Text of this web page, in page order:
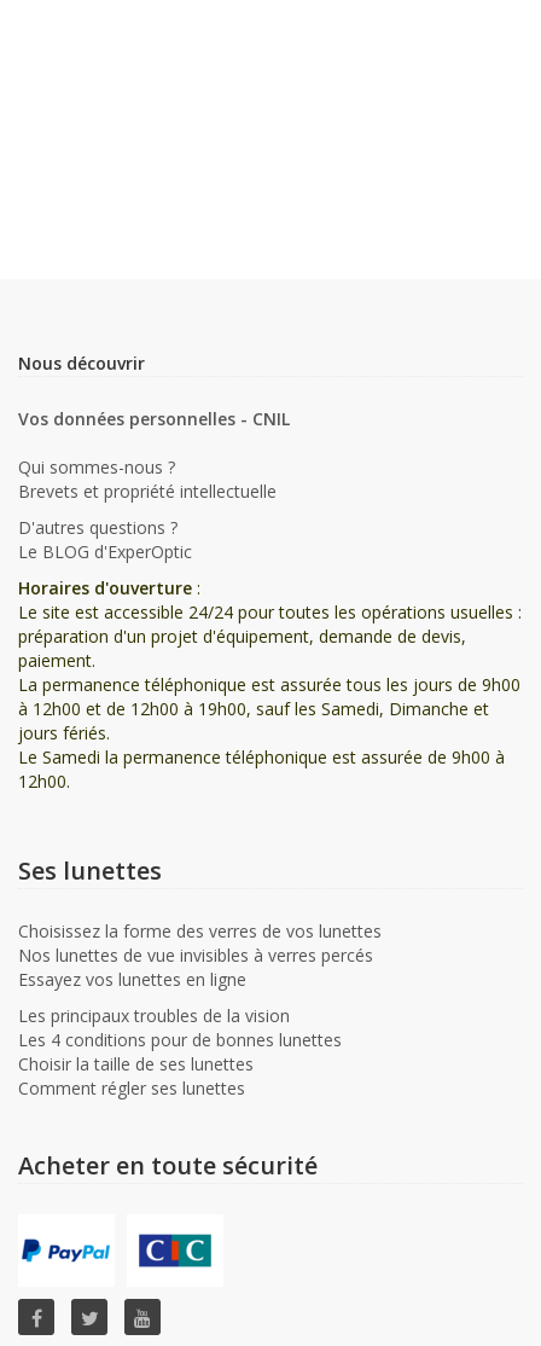
Nous découvrir
Vos données personnelles - CNIL
Qui sommes-nous ?
Brevets et propriété intellectuelle
D'autres questions ?
Le BLOG d'ExperOptic
Horaires d'ouverture :
Le site est accessible 24/24 pour toutes les opérations usuelles :
préparation d'un projet d'équipement, demande de devis,
paiement.
La permanence téléphonique est assurée tous les jours de 9h00
à 12h00 et de 12h00 à 19h00, sauf les Samedi, Dimanche et
jours fériés.
Le Samedi la permanence téléphonique est assurée de 9h00 à
12h00.
Ses lunettes
Choisissez la forme des verres de vos lunettes
Nos lunettes de vue invisibles à verres percés
Essayez vos lunettes en ligne
Les principaux troubles de la vision
Les 4 conditions pour de bonnes lunettes
Choisir la taille de ses lunettes
Comment régler ses lunettes
Acheter en toute sécurité